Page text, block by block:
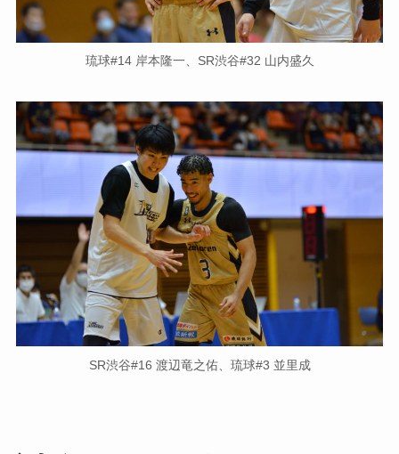
琉球#14 岸本隆一、SR渋谷#32 山内盛久
SR渋谷#16 渡辺竜之佑、琉球#3 並里成